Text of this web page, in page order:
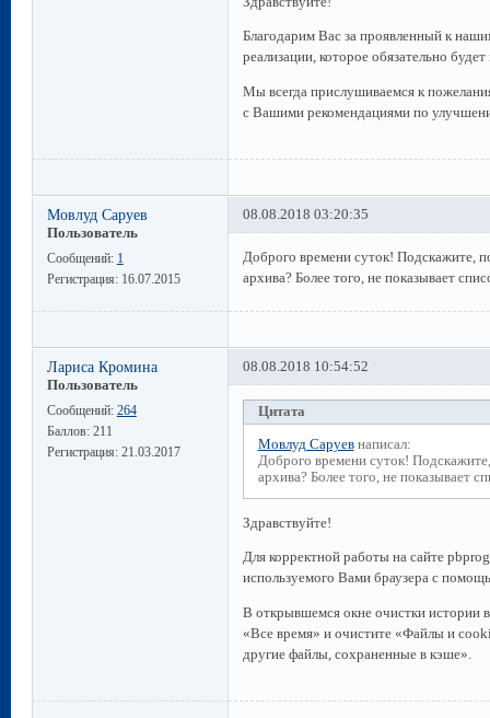
Благодарим Вас за проявленный к
реализации, которое обязательно
Мы всегда прислушиваемся к
с Вашими рекомендациями по
Мовлуд Саруев
Пользователь
Сообщений: 1
Регистрация: 16.07.2015
08.08.2018 03:20:35
Доброго времени суток! Подскажите,
архива? Более того, не показывает
Лариса Кромина
Пользователь
Сообщений: 264
Баллов: 211
Регистрация: 21.03.2017
08.08.2018 10:54:52
Цитата
Мовлуд Саруевнаписал:
Доброго времени суток!
архива? Более того, не показывает
Здравствуйте!
Для корректной работы на сайте
используемого Вами браузера с
В открывшемся окне очистки истории
«Все время» и очистите «Файлы и
другие файлы, сохраненные в кэше».